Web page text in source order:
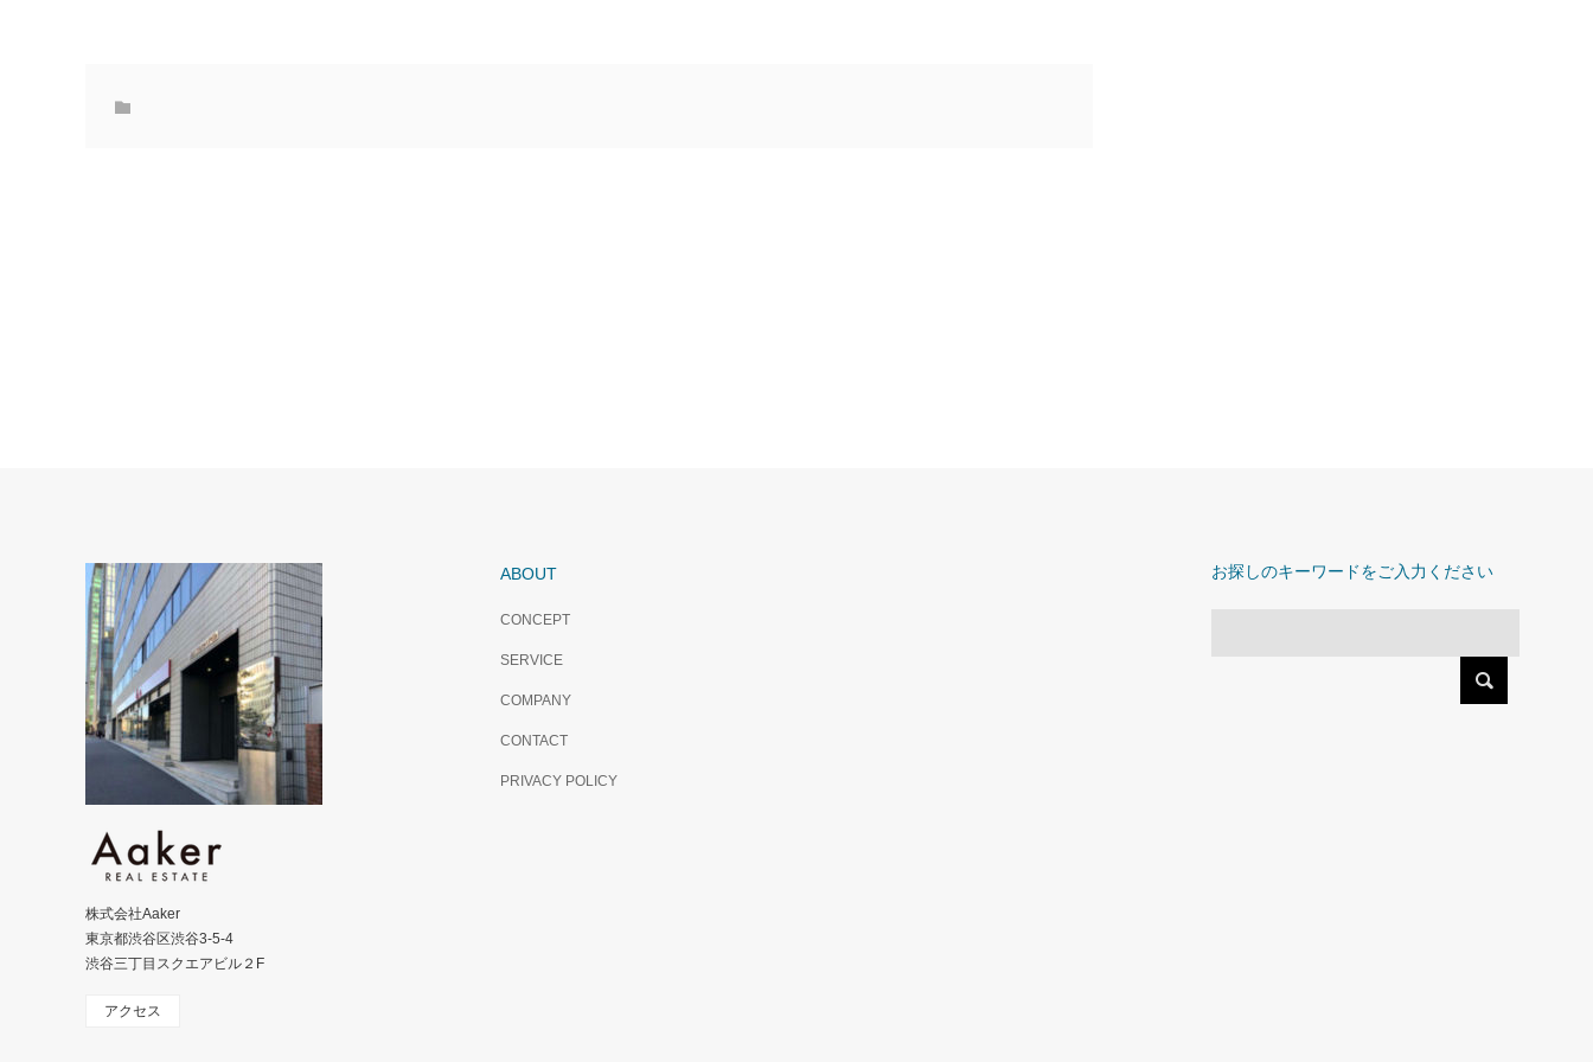
ABOUT
CONCEPT
SERVICE
COMPANY
CONTACT
PRIVACY POLICY
お探しのキーワードをご入力ください
株式会社Aaker
東京都渋谷区渋谷3-5-4
渋谷三丁目スクエアビル２F
アクセス